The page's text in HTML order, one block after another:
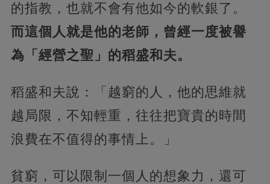
的指教，也就不會有他如今的軟銀了。
而這個人就是他的老師，曾經一度被譽
為「經營之聖」的稻盛和夫。
稻盛和夫說：「越窮的人，他的思維就
越局限，不知輕重，往往把寶貴的時間
浪費在不值得的事情上。」
貧窮，可以限制一個人的想象力，還可